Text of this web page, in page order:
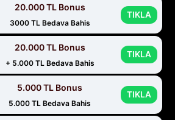
20.000 TL Bonus
3000 TL Bedava Bahis
TIKLA
20.000 TL Bonus
+ 5.000 TL Bedava Bahis
TIKLA
5.000 TL Bonus
5.000 TL Bedava Bahis
TIKLA